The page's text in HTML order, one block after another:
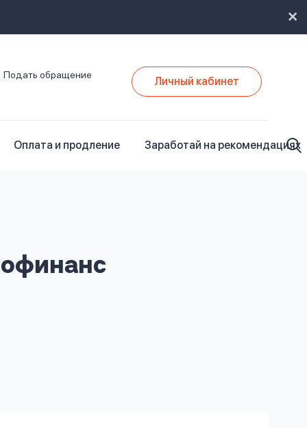
Подать обращение Личный кабинет
Оплата и продление Заработай на рекомендациях